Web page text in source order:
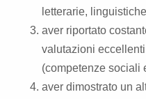
letterarie,
aver riportato
valutazioni
(competenze sociali
aver dimostrato un